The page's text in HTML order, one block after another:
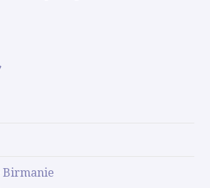
Birmanie